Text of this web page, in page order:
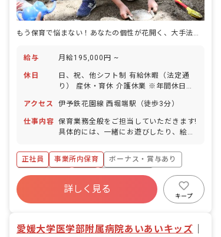
もう保育で悩まない！あなたの個性が花開く、大手法人で創る保育の未来
給与 月給195,000円 ~
休日
日、祝、他シフト制 有給休暇（法定通
り） 産休・育休 介護休業 ※年間休日
アクセス
伊予鉄花園線 西堀端駅（徒歩3分）
仕事内容 保育業務全般をご担当していただきます!
具体的には、一緒にお遊びしたり、絵本
お昼寝、お着替え、お散歩などをお任せ
します!
正社員 事業所内保育
ボーナス・賞与あり
社会保険完備
有給
福利厚生充実
昇給昇進あり
産休育休制度
詳しく見る
キープ
愛媛大学医学部附属病院あいあいキッズ